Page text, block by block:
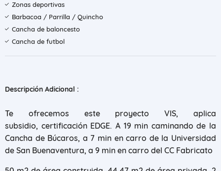
Zonas deportivas
Barbacoa / Parrilla / Quincho
Cancha de baloncesto
Cancha de futbol
Descripción Adicional :
Te ofrecemos este proyecto VIS, aplica
subsidio, certificación EDGE. A 19 min caminando de la
Cancha de Búcaros, a 7 min en carro de la Universidad
de San Buenaventura, a 9 min en carro del CC Fabricato